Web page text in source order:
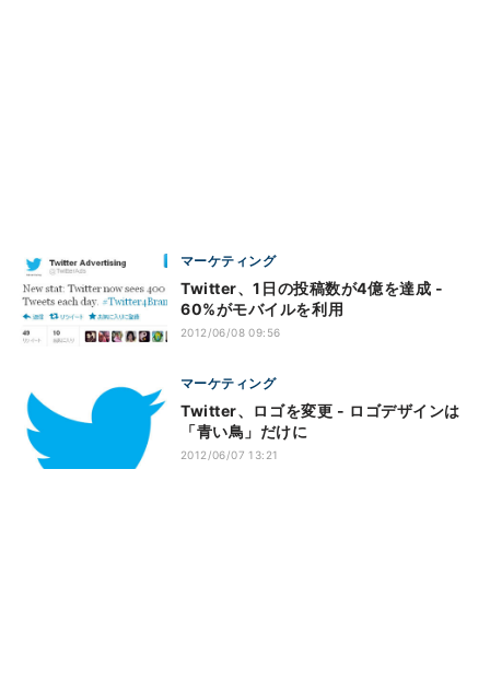
マーケティング
Twitter、1日の投稿数が4億を達成 -
60%がモバイルを利用
2012/06/08 09:56
マーケティング
Twitter、ロゴを変更 - ロゴデザインは
「青い鳥」だけに
2012/06/07 13:21